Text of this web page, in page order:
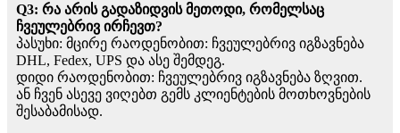
Q3: რა არის გადაზიდვის მეთოდი, რომელსაც
ჩვეულებრივ ირჩევთ?
პასუხი: მცირე რაოდენობით: ჩვეულებრივ იგზავნება
DHL, Fedex, UPS და ასე შემდეგ.
დიდი რაოდენობით: ჩვეულებრივ იგზავნება ზღვით.
ან ჩვენ ასევე ვიღებთ გემს კლიენტების მოთხოვნების
შესაბამისად.